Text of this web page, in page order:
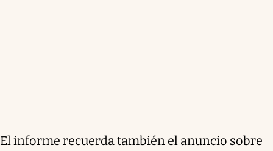
El informe recuerda también el anuncio sobre